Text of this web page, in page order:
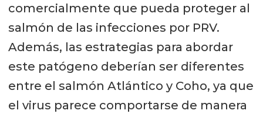
comercialmente que pueda proteger al
salmón de las infecciones por PRV.
Además, las estrategias para abordar
este patógeno deberían ser diferentes
entre el salmón Atlántico y Coho, ya que
el virus parece comportarse de manera